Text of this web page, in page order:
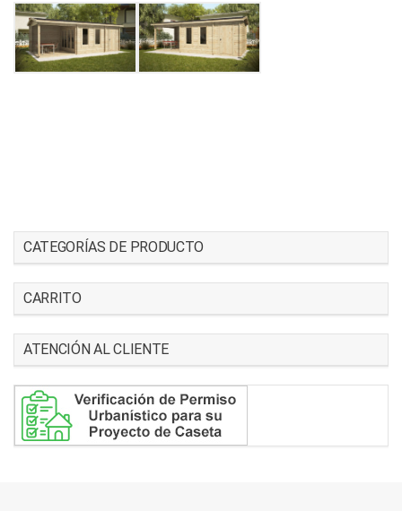
CATEGORÍAS DE PRODUCTO
CARRITO
ATENCIÓN AL CLIENTE